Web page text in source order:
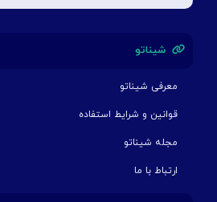
شیناتو
معرفی شیناتو
قوانین و شرایط استفاده
مجله شیناتو
ارتباط با ما